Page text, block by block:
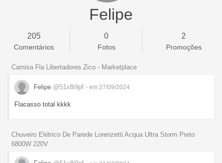
Felipe
205
Comentários
0
Fotos
2
Promoções
Camisa Fla Libertadores Zico - Marketplace
Felipe @51x8i9pf - em 27/09/2024
Flacasso total kkkk
Chuveiro Elétrico De Parede Lorenzetti Acqua Ultra Storm Preto
6800W 220V